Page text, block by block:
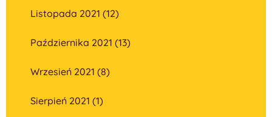
Listopada 2021 (12)
Października 2021 (13)
Wrzesień 2021 (8)
Sierpień 2021 (1)